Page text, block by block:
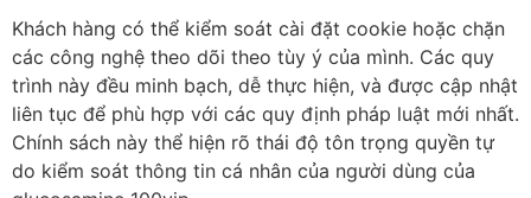
Khách hàng có thể kiểm soát cài đặt cookie hoặc chặn
các công nghệ theo dõi theo tùy ý của mình. Các quy
trình này đều minh bạch, dễ thực hiện, và được cập nhật
liên tục để phù hợp với các quy định pháp luật mới nhất.
Chính sách này thể hiện rõ thái độ tôn trọng quyền tự
do kiểm soát thông tin cá nhân của người dùng của